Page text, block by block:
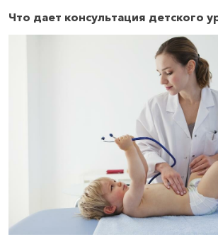
Что дает консультация детского